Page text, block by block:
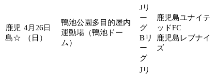
鹿児
島☆
4月26日
（日）
鴨池公園多目的屋内
運動場（鴨池ドー
ム）
Jリ
ー
グ
Bリ
ー
グ
鹿児島ユナイテ
ッドFC
鹿児島レブナイ
ズ
Jリ